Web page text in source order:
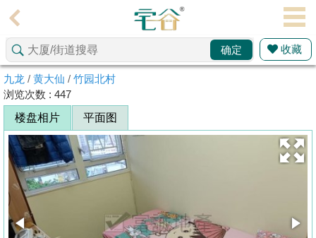
理
主
页
搵
楼/
成
交
业
主
放
确定 收藏
九龙 / 黄大仙 / 竹园北村
浏览次数 : 447
楼盘相片
平面图